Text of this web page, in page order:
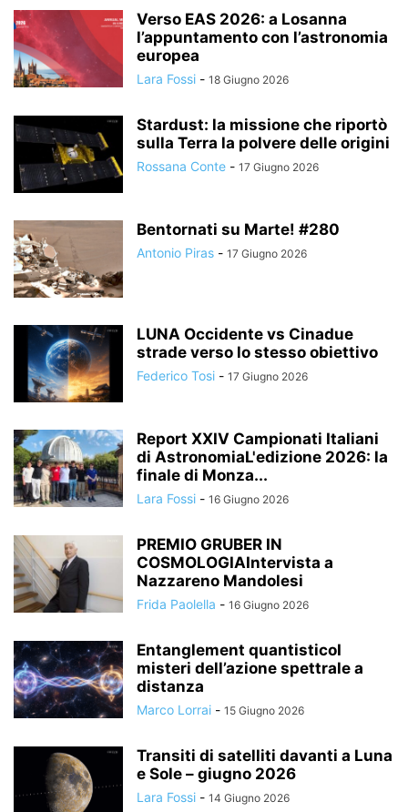
Verso EAS 2026: a Losanna
l’appuntamento con l’astronomia
europea
Lara Fossi - 18 Giugno 2026
Stardust: la missione che riportò
sulla Terra la polvere delle origini
Rossana Conte - 17 Giugno 2026
Bentornati su Marte! #280
Antonio Piras - 17 Giugno 2026
LUNA Occidente vs Cinadue
strade verso lo stesso obiettivo
Federico Tosi - 17 Giugno 2026
Report XXIV Campionati Italiani
di AstronomiaL'edizione 2026: la
finale di Monza...
Lara Fossi - 16 Giugno 2026
PREMIO GRUBER IN
COSMOLOGIAIntervista a
Nazzareno Mandolesi
Frida Paolella - 16 Giugno 2026
Entanglement quantisticoI
misteri dell’azione spettrale a
distanza
Marco Lorrai - 15 Giugno 2026
Transiti di satelliti davanti a Luna
e Sole – giugno 2026
Lara Fossi - 14 Giugno 2026